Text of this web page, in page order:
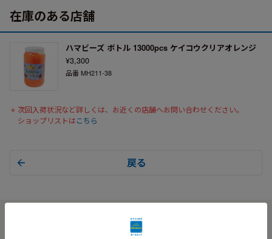
在庫のある店舗
ハマビーズ ボトル 13000pcs ケイコウクリアオレンジ
¥3,300
品番 MH211-38
次回入荷状況など詳しくは、お近くの店舗へお問い合わせください。
ショップリストはこちら
戻る
© BorneLund Corporation. All Rights Reserved.